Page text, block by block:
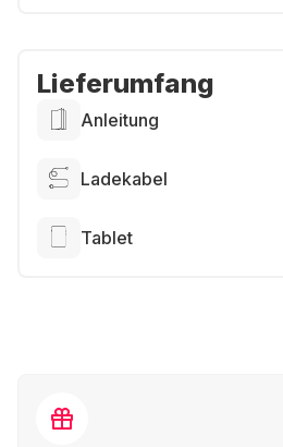
Lieferumfang
Anleitung
Ladekabel
Tablet